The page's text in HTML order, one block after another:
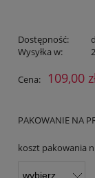
Dostępność:
Wysyłka w:
Cena: 109,00
PAKOWANIE NA
koszt pakowania